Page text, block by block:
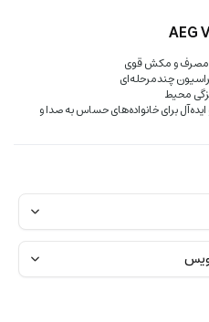
و مکش قوی
محیط
برای خانواده‌های حساس به صدا و